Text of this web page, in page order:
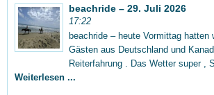
beachride – 29. Juli 2026
17:22
beachride – heute Vormittag
Gästen aus Deutschland und
Reiterfahrung . Das Wetter super ,
Weiterlesen ...